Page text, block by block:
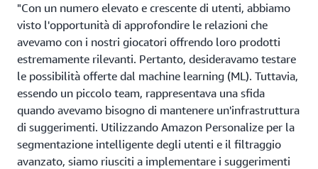
"Con un numero elevato e crescente di utenti, abbiamo
visto l'opportunità di approfondire le relazioni che
avevamo con i nostri giocatori offrendo loro prodotti
estremamente rilevanti. Pertanto, desideravamo testare
le possibilità offerte dal machine learning (ML). Tuttavia,
essendo un piccolo team, rappresentava una sfida
quando avevamo bisogno di mantenere un'infrastruttura
di suggerimenti. Utilizzando Amazon Personalize per la
segmentazione intelligente degli utenti e il filtraggio
avanzato, siamo riusciti a implementare i suggerimenti